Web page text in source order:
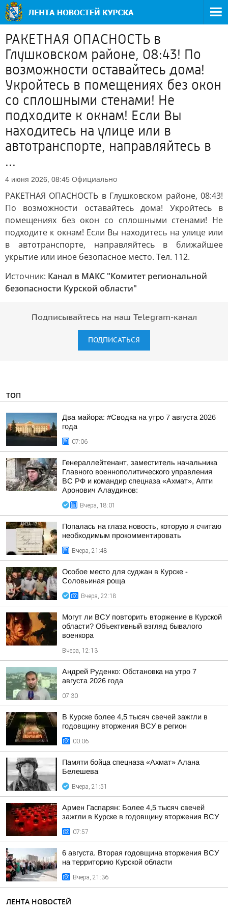
РАКЕТНАЯ ОПАСНОСТЬ в
Глушковском районе, 08:43! По
возможности оставайтесь дома!
Укройтесь в помещениях без окон
со сплошными стенами! Не
подходите к окнам! Если Вы
находитесь на улице или в
автотранспорте, направляйтесь в
...
4 июня 2026, 08:45 Официально
РАКЕТНАЯ ОПАСНОСТЬ в Глушковском районе, 08:43!
По возможности оставайтесь дома! Укройтесь в
помещениях без окон со сплошными стенами! Не
подходите к окнам! Если Вы находитесь на улице или
в автотранспорте, направляйтесь в ближайшее
укрытие или иное безопасное место. Тел. 112.
Источник: Канал в МАКС "Комитет региональной
безопасности Курской области"
Подписывайтесь на наш Telegram-канал
ПОДПИСАТЬСЯ
ТОП
Два майора: #Сводка на утро 7 августа 2026
года
07:06
Генераллейтенант, заместитель начальника
Главного военнополитического управления
ВС РФ и командир спецназа «Ахмат», Апти
Аронович Алаудинов:
Вчера, 18:01
Попалась на глаза новость, которую я считаю
необходимым прокомментировать
Вчера, 21:48
Особое место для суджан в Курске -
Соловьиная роща
Вчера, 22:18
Могут ли ВСУ повторить вторжение в Курской
области? Объективный взгляд бывалого
военкора
Вчера, 12:13
Андрей Руденко: Обстановка на утро 7
августа 2026 года
07:30
В Курске более 4,5 тысяч свечей зажгли в
годовщину вторжения ВСУ в регион
00:06
Памяти бойца спецназа «Ахмат» Алана
Белешева
Вчера, 21:51
Армен Гаспарян: Более 4,5 тысяч свечей
зажгли в Курске в годовщину вторжения ВСУ
07:57
6 августа. Вторая годовщина вторжения ВСУ
на территорию Курской области
Вчера, 21:36
ЛЕНТА НОВОСТЕЙ